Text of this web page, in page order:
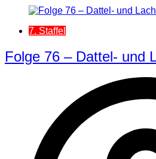
7. Staffel
Folge 76 – Dattel- und